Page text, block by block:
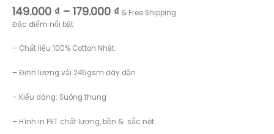
149.000 ₫ – 179.000 ₫Khoảng
179.000 ₫
& Free Shipping
Đặc điểm nổi bật
– Chất liệu 100% Cotton Nhật.
– Định lượng vải 245gsm dày dặn
– Kiểu dáng: Suông thung
– Hình in PET chất lượng, bền & sắc nét.